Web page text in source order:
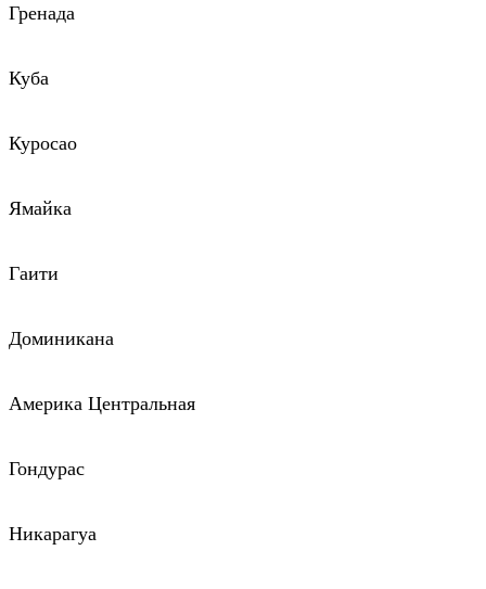
Гренада
Куба
Куросао
Ямайка
Гаити
Доминикана
Америка Центральная
Гондурас
Никарагуа